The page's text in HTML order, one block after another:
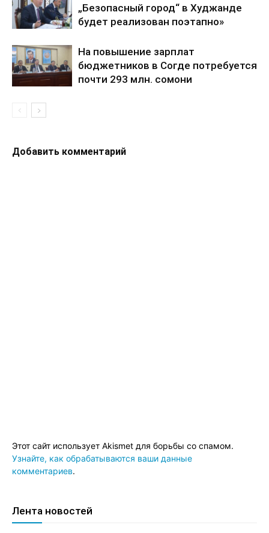
„Безопасный город“ в Худжанде
будет реализован поэтапно»
На повышение зарплат
бюджетников в Согде потребуется
почти 293 млн. сомони
Добавить комментарий
Этот сайт использует Akismet для борьбы со спамом.
Узнайте, как обрабатываются ваши данные
комментариев.
Лента новостей